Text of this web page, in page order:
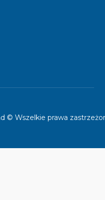
© Wszelkie prawa